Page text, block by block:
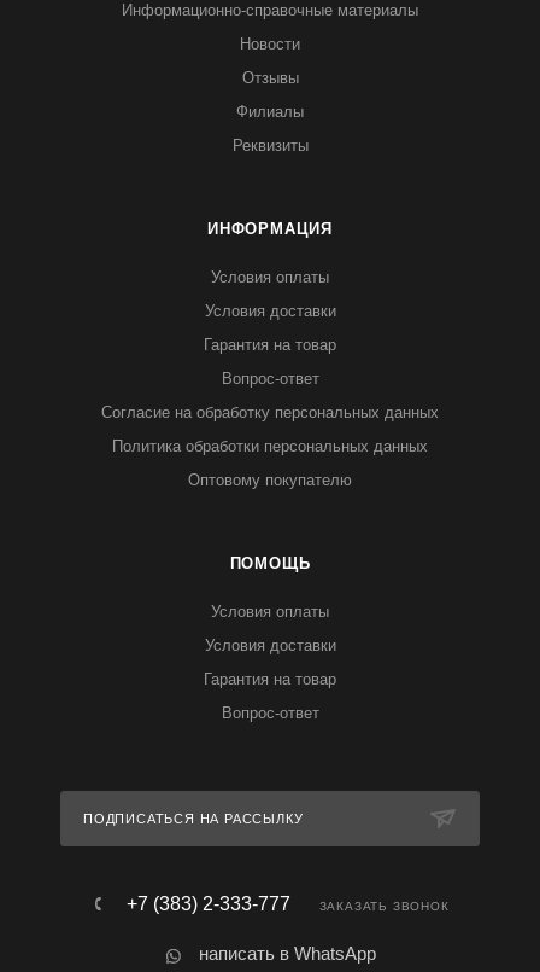
Информационно-справочные материалы
Новости
Отзывы
Филиалы
Реквизиты
ИНФОРМАЦИЯ
Условия оплаты
Условия доставки
Гарантия на товар
Вопрос-ответ
Согласие на обработку персональных данных
Политика обработки персональных данных
Оптовому покупателю
ПОМОЩЬ
Условия оплаты
Условия доставки
Гарантия на товар
Вопрос-ответ
ПОДПИСАТЬСЯ НА РАССЫЛКУ
+7 (383) 2-333-777 ЗАКАЗАТЬ ЗВОНОК
написать в WhatsApp